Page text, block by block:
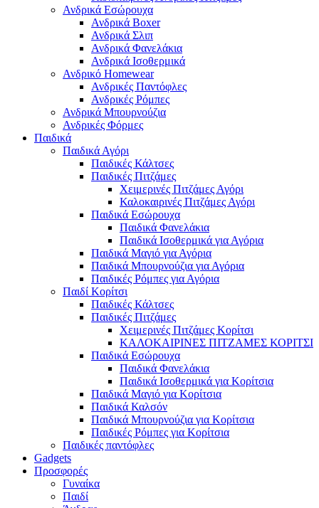
Ανδρικά Εσώρουχα
Ανδρικά Boxer
Ανδρικά Σλιπ
Ανδρικά Φανελάκια
Ανδρικά Ισοθερμικά
Ανδρικό Homewear
Ανδρικές Παντόφλες
Ανδρικές Ρόμπες
Ανδρικά Μπουρνούζια
Ανδρικές Φόρμες
Παιδικά
Παιδικά Αγόρι
Παιδικές Κάλτσες
Παιδικές Πιτζάμες
Χειμερινές Πιτζάμες Αγόρι
Καλοκαιρινές Πιτζάμες Αγόρι
Παιδικά Εσώρουχα
Παιδικά Φανελάκια
Παιδικά Ισοθερμικά για Αγόρια
Παιδικά Μαγιό για Αγόρια
Παιδικά Μπουρνούζια για Αγόρια
Παιδικές Ρόμπες για Αγόρια
Παιδί Κορίτσι
Παιδικές Κάλτσες
Παιδικές Πιτζάμες
Χειμερινές Πιτζάμες Κορίτσι
ΚΑΛΟΚΑΙΡΙΝΕΣ ΠΙΤΖΑΜΕΣ ΚΟΡΙΤΣΙ
Παιδικά Εσώρουχα
Παιδικά Φανελάκια
Παιδικά Ισοθερμικά για Κορίτσια
Παιδικά Μαγιό για Κορίτσια
Παιδικά Καλσόν
Παιδικά Μπουρνούζια για Κορίτσια
Παιδικές Ρόμπες για Κορίτσια
Παιδικές παντόφλες
Gadgets
Προσφορές
Γυναίκα
Παιδί